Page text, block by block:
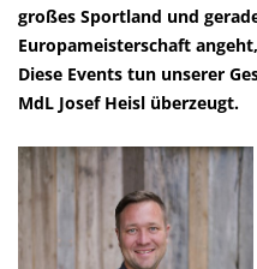
großes Sportland und
Europameisterschaft
Diese Events tun unserer
MdL Josef Heisl überzeugt.